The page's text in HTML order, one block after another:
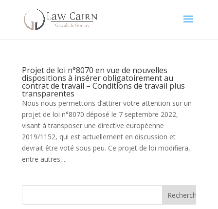
Projet de loi n°8070 en vue de nouvelles
dispositions à insérer obligatoirement au
contrat de travail – Conditions de travail plus
transparentes
Nous nous permettons d’attirer votre attention sur un
projet de loi n°8070 déposé le 7 septembre 2022,
visant à transposer une directive européenne
2019/1152, qui est actuellement en discussion et
devrait être voté sous peu. Ce projet de loi modifiera,
entre autres,...